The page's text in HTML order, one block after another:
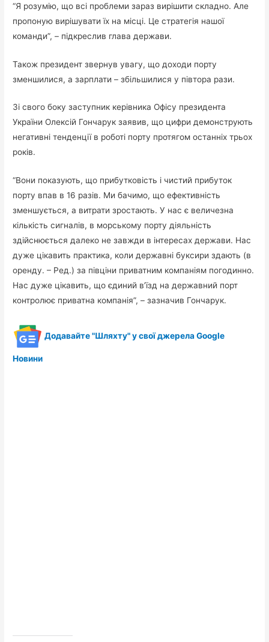
“Я розумію, що всі проблеми зараз вирішити складно. Але
пропоную вирішувати їх на місці. Це стратегія нашої
команди”, – підкреслив глава держави.
Також президент звернув увагу, що доходи порту
зменшилися, а зарплати – збільшилися у півтора рази.
Зі свого боку заступник керівника Офісу президента
України Олексій Гончарук заявив, що цифри демонструють
негативні тенденції в роботі порту протягом останніх трьох
років.
“Вони показують, що прибутковість і чистий прибуток
порту впав в 16 разів. Ми бачимо, що ефективність
зменшується, а витрати зростають. У нас є величезна
кількість сигналів, в морському порту діяльність
здійснюється далеко не завжди в інтересах держави. Нас
дуже цікавить практика, коли державні буксири здають (в
оренду. – Ред.) за півціни приватним компаніям погодинно.
Нас дуже цікавить, що єдиний в’їзд на державний порт
контролює приватна компанія”, – зазначив Гончарук.
Додавайте "Шляхту" у свої джерела Google
Новини